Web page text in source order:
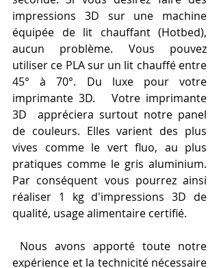
impressions 3D sur une machine
équipée de lit chauffant (Hotbed),
aucun problème. Vous pouvez
utiliser ce PLA sur un lit chauffé entre
45° à 70°. Du luxe pour votre
imprimante 3D.   Votre imprimante
3D  appréciera surtout notre panel
de couleurs. Elles varient des plus
vives comme le vert fluo, au plus
pratiques comme le gris aluminium.
Par conséquent vous pourrez ainsi
réaliser 1 kg d'impressions 3D de
qualité, usage alimentaire certifié.
expérience et la technicité nécessaire